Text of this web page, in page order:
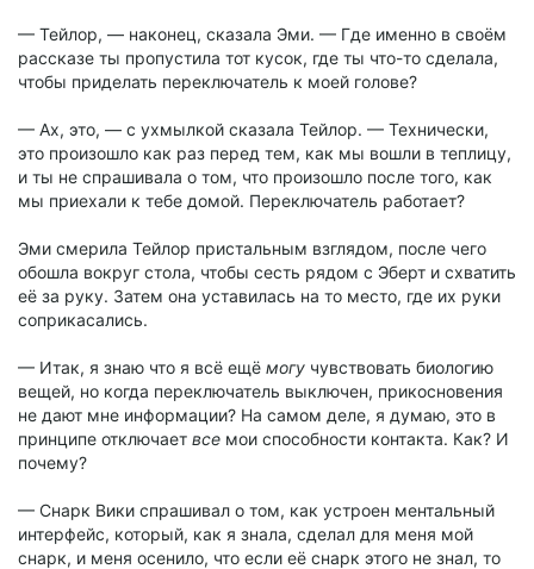
— Тейлор, — наконец, сказала Эми. — Где именно в своём
рассказе ты пропустила тот кусок, где ты что-то сделала,
чтобы приделать переключатель к моей голове?
— Ах, это, — с ухмылкой сказала Тейлор. — Технически,
это произошло как раз перед тем, как мы вошли в теплицу,
и ты не спрашивала о том, что произошло после того, как
мы приехали к тебе домой. Переключатель работает?
Эми смерила Тейлор пристальным взглядом, после чего
обошла вокруг стола, чтобы сесть рядом с Эберт и схватить
её за руку. Затем она уставилась на то место, где их руки
соприкасались.
— Итак, я знаю что я всё ещё могу чувствовать биологию
вещей, но когда переключатель выключен, прикосновения
не дают мне информации? На самом деле, я думаю, это в
принципе отключает все мои способности контакта. Как? И
почему?
— Снарк Вики спрашивал о том, как устроен ментальный
интерфейс, который, как я знала, сделал для меня мой
снарк, и меня осенило, что если её снарк этого не знал, то